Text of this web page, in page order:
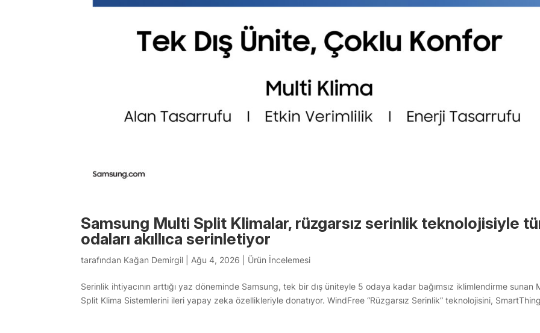
Samsung Multi Split Klimalar, rüzgarsız serinlik teknolojisiyle
odaları akıllıca serinletiyor
tarafından Kağan Demirgil Ağu 4, 2026 Ürün İncelemesi
Serinlik ihtiyacının arttığı yaz döneminde Samsung, tek bir dış üniteyle 5 odaya kadar bağımsız iklimlendirme sunan
Split Klima Sistemlerini ileri yapay zeka özellikleriyle donatıyor. WindFree “Rüzgarsız Serinlik” teknolojisini,